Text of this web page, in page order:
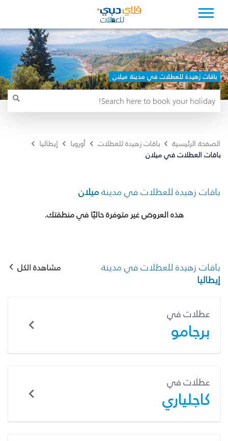
باقات زهيدة للعطلات في مدينة ميلان
الصفحة الرئيسية باقات زهيدة للعطلات أوروبا
إيطاليا
باقات العطلات في ميلان
باقات زهيدة للعطلات في مدينةميلان
هذه العروض غير متوفرة حاليًا في منطقتك.
باقات زهيدة للعطلات في مدينة
إيطاليا
مشاهدة الكل
عطلات في
برجامو
عطلات في
كاجلياري